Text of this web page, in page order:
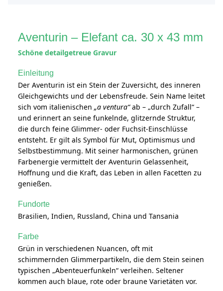
Aventurin – Elefant ca. 30 x 43 mm
Schöne detailgetreue Gravur
Einleitung
Der Aventurin ist ein Stein der Zuversicht, des inneren
Gleichgewichts und der Lebensfreude. Sein Name leitet
sich vom italienischen „a ventura“ab – „durch Zufall“ –
und erinnert an seine funkelnde, glitzernde Struktur,
die durch feine Glimmer- oder Fuchsit-Einschlüsse
entsteht. Er gilt als Symbol für Mut, Optimismus und
Selbstbestimmung. Mit seiner harmonischen, grünen
Farbenergie vermittelt der Aventurin Gelassenheit,
Hoffnung und die Kraft, das Leben in allen Facetten zu
genießen.
Fundorte
Brasilien, Indien, Russland, China und Tansania
Farbe
Grün in verschiedenen Nuancen, oft mit
schimmernden Glimmerpartikeln, die dem Stein seinen
typischen „Abenteuerfunkeln“ verleihen. Seltener
kommen auch blaue, rote oder braune Varietäten vor.